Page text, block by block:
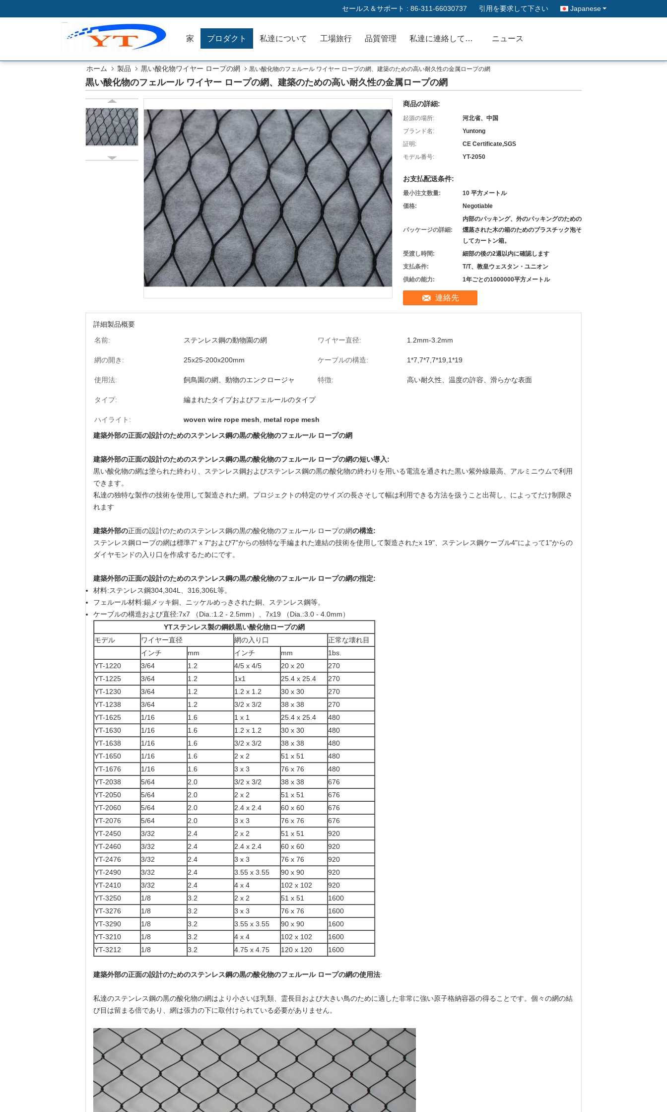
セールス＆サポート : 86-311-66030737 引用を要求して下さい Japanese
家 プロダクト 私達について 工場旅行 品質管理 私達に連絡して下さい ニュース
ホーム 製品 黒い酸化物ワイヤー ロープの網 黒い酸化物のフェルール ワイヤー ロープの網、建築のための高い耐久性の金属ロープの網
黒い酸化物のフェルール ワイヤー ロープの網、建築のための高い耐久性の金属ロープの網
商品の詳細:
起源の場所:
河北省、中国
ブランド名:
Yuntong
証明:
CE Certificate,SGS
モデル番号:
YT-2050
お支払配送条件:
最小注文数量:
10 平方メートル
価格:
Negotiable
パッケージの詳細:
内部のパッキング、外のパッキングのための
燻蒸された木の箱のためのプラスチック泡そ
してカートン箱。
受渡し時間:
細部の後の2週以内に確認します
支払条件:
T/T、教皇ウェスタン・ユニオン
供給の能力:
1年ごとの1000000平方メートル
連絡先
詳細製品概要
名前:
ステンレス鋼の動物園の網 ワイヤー直径: 1.2mm-3.2mm
網の開き: 25x25-200x200mm ケーブルの構造: 1*7,7*7,7*19,1*19
使用法: 飼鳥園の網、動物のエンクロージャ 特徴: 高い耐久性、温度の許容、滑らかな表面
タイプ: 編まれたタイプおよびフェルールのタイプ
ハイライト: woven wire rope mesh
metal rope mesh
建築外部の正面の設計のためのステンレス鋼の黒の酸化物のフェルール ロープの網
建築外部の正面の設計のためのステンレス鋼の黒の酸化物のフェルール ロープの網の短い導入:
黒い酸化物の網は塗られた終わり、ステンレス鋼およびステンレス鋼の黒の酸化物の終わりを用いる電流を通された黒い紫外線最高、アルミニウムで利用
できます。
私達の独特な製作の技術を使用して製造された網。プロジェクトの特定のサイズの長さそして幅は利用できる方法を扱うこと出荷し、によってだけ制限さ
れます
建築外部の正面の設計のためのステンレス鋼の黒の酸化物のフェルール ロープの網の構造:
ステンレス鋼ロープの網は標準7" x 7"および7"からの独特な手編まれた連結の技術を使用して製造されたx 19"、ステンレス鋼ケーブル4"によって1"からの
ダイヤモンドの入り口を作成するためにです。
建築外部の正面の設計のためのステンレス鋼の黒の酸化物のフェルール ロープの網の指定:
材料:ステンレス鋼304,304L、316,306L等。
フェルール材料:錫メッキ銅、ニッケルめっきされた銅、ステンレス鋼等。
ケーブルの構造および直径:7x7 （Dia.:1.2 - 2.5mm）、7x19 （Dia.:3.0 - 4.0mm）
YTステンレス製の鋼鉄黒い酸化物ロープの網
モデル
ワイヤー直径 網の入り口
正常な壊れ目
インチ
mm インチ mm
1bs.
YT-1220
3/64 1.2 4/5 x 4/5 20 x 20
270
YT-1225
3/64 1.2 1x1 25.4 x 25.4
270
YT-1230
3/64 1.2 1.2 x 1.2 30 x 30
270
YT-1238
3/64 1.2 3/2 x 3/2 38 x 38
270
YT-1625
1/16 1.6 1 x 1 25.4 x 25.4
480
YT-1630
1/16 1.6 1.2 x 1.2 30 x 30
480
YT-1638
1/16 1.6 3/2 x 3/2 38 x 38
480
YT-1650
1/16 1.6 2 x 2 51 x 51
480
YT-1676
1/16 1.6 3 x 3 76 x 76
480
YT-2038
5/64 2.0 3/2 x 3/2 38 x 38
676
YT-2050
5/64 2.0 2 x 2 51 x 51
676
YT-2060
5/64 2.0 2.4 x 2.4 60 x 60
676
YT-2076
5/64 2.0 3 x 3 76 x 76
676
YT-2450
3/32 2.4 2 x 2 51 x 51
920
YT-2460
3/32 2.4 2.4 x 2.4 60 x 60
920
YT-2476
3/32 2.4 3 x 3 76 x 76
920
YT-2490
3/32 2.4 3.55 x 3.55 90 x 90
920
YT-2410
3/32 2.4 4 x 4 102 x 102
920
YT-3250
1/8 3.2 2 x 2 51 x 51
1600
YT-3276
1/8 3.2 3 x 3 76 x 76
1600
YT-3290
1/8 3.2 3.55 x 3.55 90 x 90
1600
YT-3210
1/8 3.2 4 x 4 102 x 102
1600
YT-3212
1/8 3.2 4.75 x 4.75 120 x 120 1600
建築外部の正面の設計のためのステンレス鋼の黒の酸化物のフェルール ロープの網の使用法:
私達のステンレス鋼の黒の酸化物の網はより小さいほ乳類、霊長目および大きい鳥のために適した非常に強い原子格納容器の得ることです。個々の網の結
び目は留まる倍であり、網は張力の下に取付けられている必要がありません。